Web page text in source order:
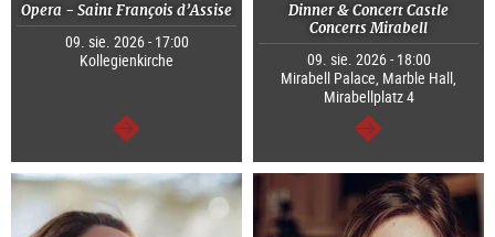
Opera - Saint François d’Assise
09. sie. 2026 - 17:00
Kollegienkirche
dalej
Dinner & Concert Castle
Concerts Mirabell
09. sie. 2026 - 18:00
Mirabell Palace, Marble Hall,
Mirabellplatz 4
dalej